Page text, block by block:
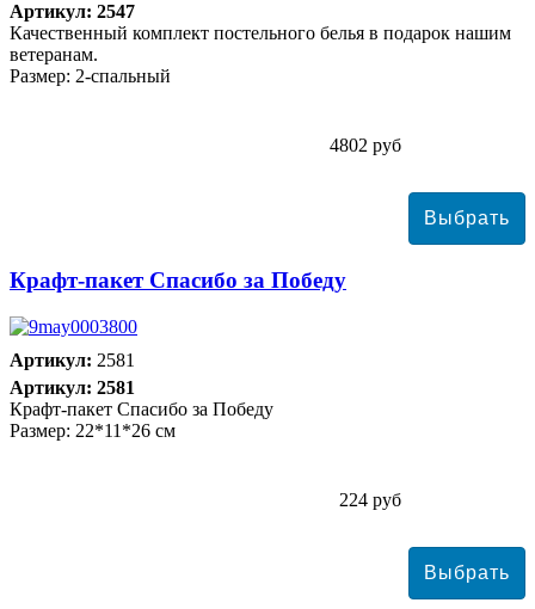
Артикул: 2547
Качественный комплект постельного белья в подарок нашим
ветеранам.
Размер: 2-спальный
4802 руб
Крафт-пакет Спасибо за Победу
Артикул: 2581
Артикул: 2581
Крафт-пакет Спасибо за Победу
Размер: 22*11*26 см
224 руб